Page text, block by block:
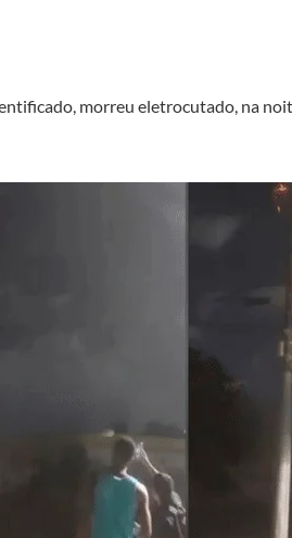
morreu eletrocutado, na